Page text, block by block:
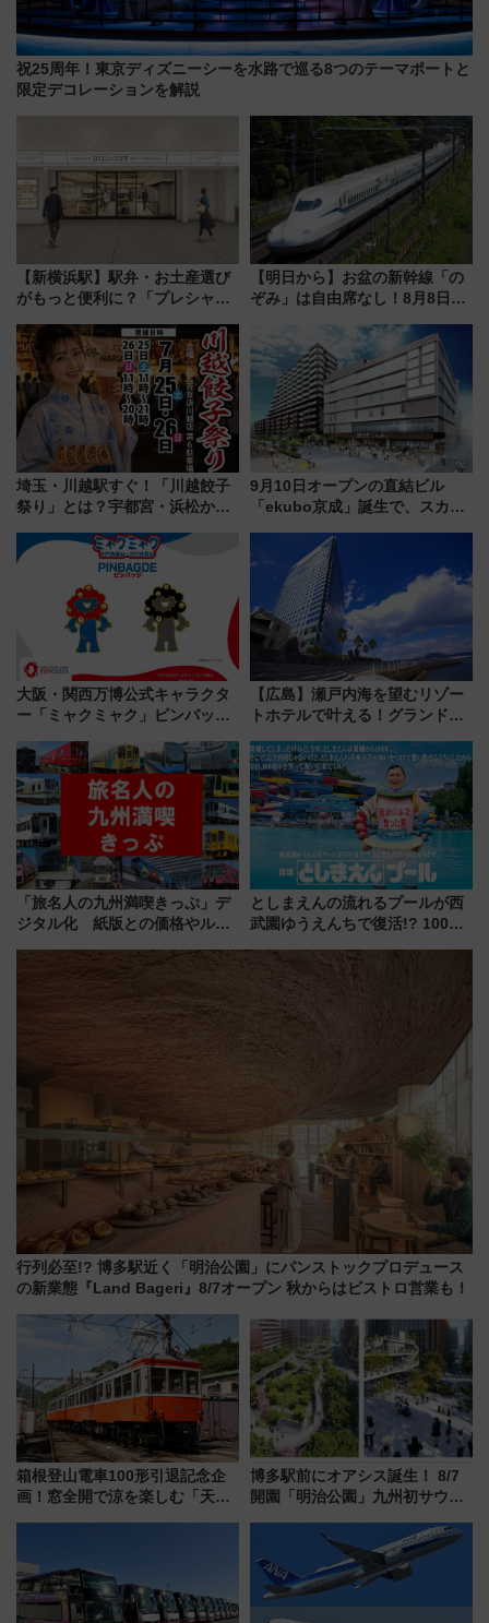
祝25周年！東京ディズニーシーを水路で巡る8つのテーマポートと
限定デコレーションを解説
【新横浜駅】駅弁・お土産選び
がもっと便利に？「プレシャス
ン 場所や営業時間・限定弁当
を紹介
【明日から】お盆の新幹線「の
ぞみ」は自由席なし！8月8日午
せば空きが見つかることも 混
雑避ける「空席」探しのコツ
埼玉・川越駅すぐ！「川越餃子
祭り」とは？宇都宮・浜松から
を食べ比べ【7月25日・26日開
催】
9月10日オープンの直結ビル
「ekubo京成」誕生で、スカイ
新鎌ヶ谷はどう変わる？ 全テナ
ント情報も公開！
大阪・関西万博公式キャラクタ
ー「ミャクミャク」ピンバッジ
中旬発売
【広島】瀬戸内海を望むリゾー
トホテルで叶える！グランドプ
ディング＆カジュアルパーティ
ープラン
「旅名人の九州満喫きっぷ」デ
ジタル化 紙版との価格やルー
としまえんの流れるプールが西
武園ゆうえんちで復活!? 100周
イダー」に注目 2026年夏は所
沢へ遊びに行こう
行列必至!? 博多駅近く「明治公園」にパンストックプロデュース
の新業態『Land Bageri』8/7オープン 秋からはビストロ営業も！
箱根登山電車100形引退記念企
画！窓全開で涼を楽しむ「天然
博多駅前にオアシス誕生！ 8/7
開園「明治公園」九州初サウナ
品グルメ登場で駅前の過ごし方
はどう変わる？